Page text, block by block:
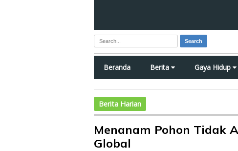
Search
Beranda Berita Gaya Hidup
Berita Harian
Menanam Pohon Tidak
Global